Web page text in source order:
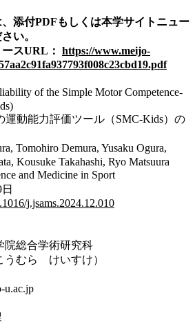
添付PDFもしくは本学サイトニュー
い。
スURL： https://www.meijo-
of the Simple Motor Competence-
力評価ツール（SMC-Kids）の
Demura, Yusaku Ogura,
Kousuke Takahashi, Ryo Matsuura
and Medicine in Sport
j.jsams.2024.12.010
院総合学術研究科
むら けいすけ）
u.ac.jp